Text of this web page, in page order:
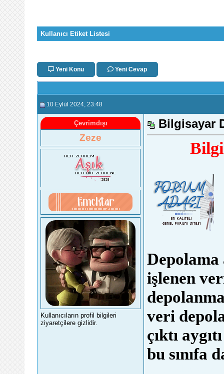
Kullanıcı Etiket Listesi
Yeni Konu Yeni Cevap
10 Eylül 2024 , 23:48
Çevrimdışı
Zeze
Kullanıcıların profil bilgileri
ziyaretçilere gizlidir.
Bilgisayar
işlenen
veri
çıktı
bu sınıfa